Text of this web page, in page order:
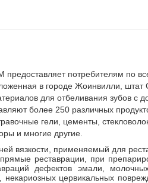
предоставляет потребителям по
в городе Жоинвилли, штат
для отбеливания зубов с
более 250 различных
гели, цементы,
и многие другие.
вязкости, применяемый для
реставрации, при
дефектов эмали,
цервикальных